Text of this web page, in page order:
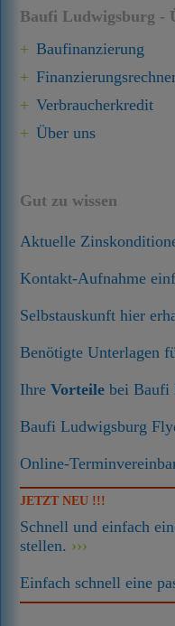
Baufi Ludwigsburg -
Baufinanzierung
Verbraucherkredit
Über uns
Gut zu wissen
Aktuelle
Kontakt-Aufnahme
Selbstauskunft hier
Benötigte Unterlagen
IhreVorteile bei Baufi
Baufi Ludwigsburg
Online-
JETZT NEU !!!
Schnell und einfach
stellen.
Einfach schnell eine